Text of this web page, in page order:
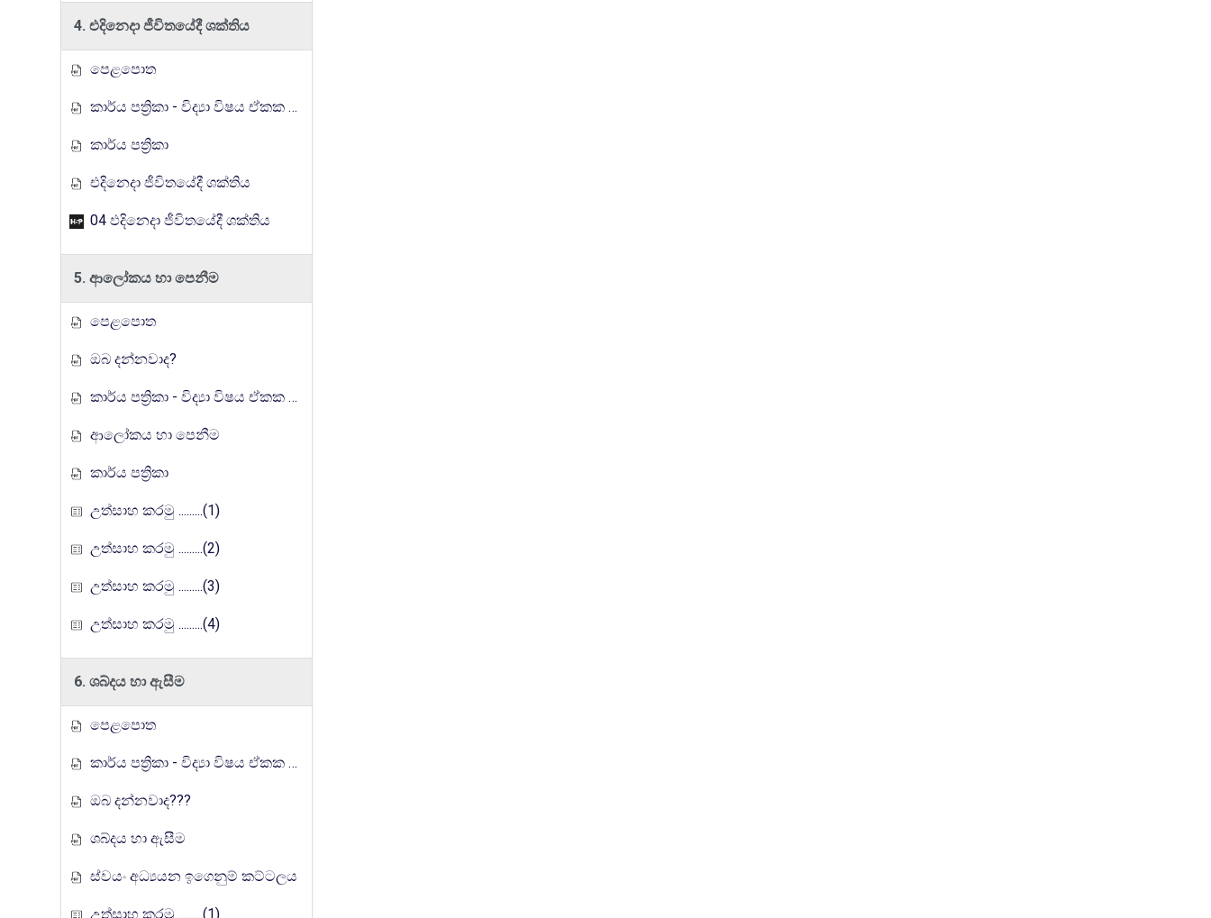
4. එදිනෙදා ජීවිතයේදී ශක්තිය
පෙළපොත
කාර්ය පත්‍රිකා - විද්‍යා විෂය ඒකක සංවර්ධන වැඩසටහන, මතුගම අධ්‍යාපන කලාපය
කාර්ය පත්‍රිකා
එදිනෙදා ජීවිතයේදී ශක්තිය
04 ඵදිනෙදා ජීවිතයේදී ශක්තිය
5. ආලෝකය හා පෙනීම
පෙළපොත
ඔබ දන්නවාද?
කාර්ය පත්‍රිකා - විද්‍යා විෂය ඒකක සංවර්ධන වැඩසටහන, මතුගම අධ්‍යාපන කලාපය
ආලෝකය හා පෙනීම
කාර්ය පත්‍රිකා
උත්සාහ කරමු .........(1)
උත්සාහ කරමු .........(2)
උත්සාහ කරමු .........(3)
උත්සාහ කරමු .........(4)
6. ශබ්දය හා ඇසීම
පෙළපොත
කාර්ය පත්‍රිකා - විද්‍යා විෂය ඒකක සංවර්ධන වැඩසටහන, මතුගම අධ්‍යාපන කලාපය
ඔබ දන්නවාද???
ශබ්දය හා ඇසීම
ස්වයං අධ්‍යයන ඉගෙනුම් කට්ටලය
උත්සාහ කරමු .........(1)